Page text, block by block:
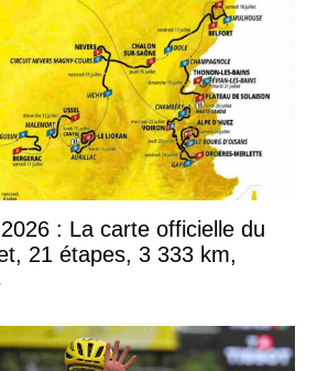
: La carte officielle du
21 étapes, 3 333 km,